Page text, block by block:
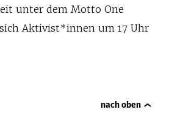
unter dem Motto One
Aktivist*innen um 17 Uhr
nach oben